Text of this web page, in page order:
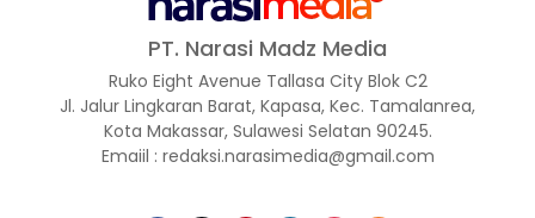
PT. Narasi Madz Media
Ruko Eight Avenue Tallasa City Blok C2
Jl. Jalur Lingkaran Barat, Kapasa, Kec. Tamalanrea,
Kota Makassar, Sulawesi Selatan 90245.
Emaiil : redaksi.narasimedia@gmail.com